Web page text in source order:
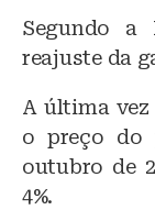
Segundo a
reajuste da
A última
o preço do
outubro de
4%.